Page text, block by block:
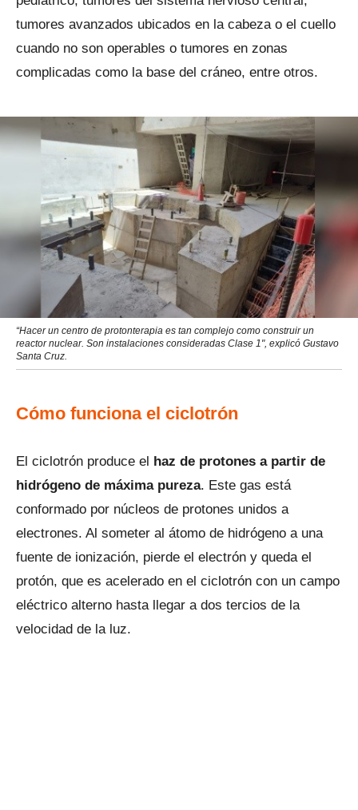
tumores avanzados ubicados en la cabeza o el cuello
cuando no son operables o tumores en zonas
complicadas como la base del cráneo, entre otros.
“Hacer un centro de protonterapia es tan complejo como construir un
reactor nuclear. Son instalaciones consideradas Clase 1", explicó Gustavo
Santa Cruz.
Cómo funciona el ciclotrón
El ciclotrón produce el haz de protones a partir de
hidrógeno de máxima pureza. Este gas está
conformado por núcleos de protones unidos a
electrones. Al someter al átomo de hidrógeno a una
fuente de ionización, pierde el electrón y queda el
protón, que es acelerado en el ciclotrón con un campo
eléctrico alterno hasta llegar a dos tercios de la
velocidad de la luz.